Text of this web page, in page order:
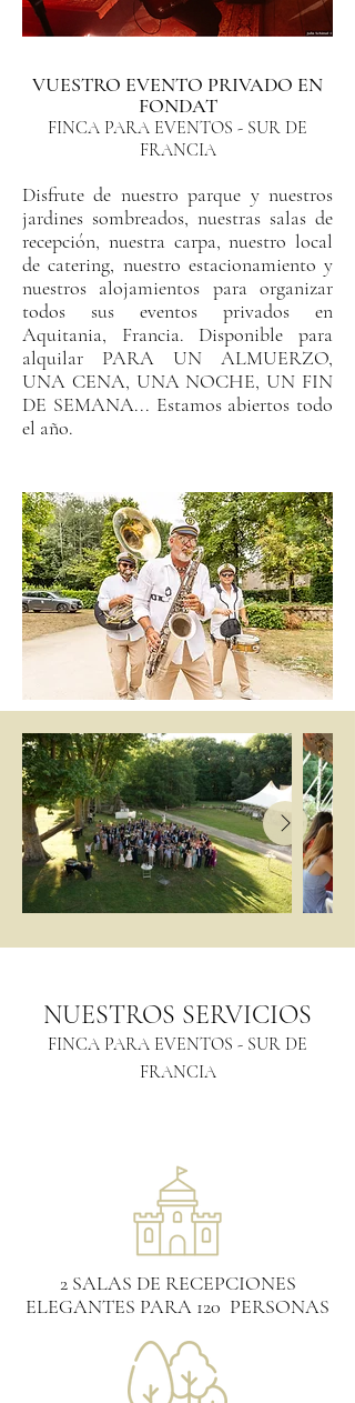
VUESTRO EVENTO PRIVADO EN
FONDAT
FINCA PARA EVENTOS - SUR DE
FRANCIA
Disfrute de nuestro parque y nuestros
jardines sombreados, nuestras salas de
recepción, nuestra carpa, nuestro local
de catering, nuestro estacionamiento y
nuestros alojamientos para organizar
todos sus eventos privados en
Aquitania, Francia. Disponible para
alquilar PARA UN ALMUERZO,
UNA CENA, UNA NOCHE, UN FIN
DE SEMANA... Estamos abiertos todo
el año.
NUESTROS SERVICIOS
FINCA PARA EVENTOS - SUR DE
FRANCIA
2 SALAS DE RECEPCIONES
ELEGANTES PARA 120 PERSONAS